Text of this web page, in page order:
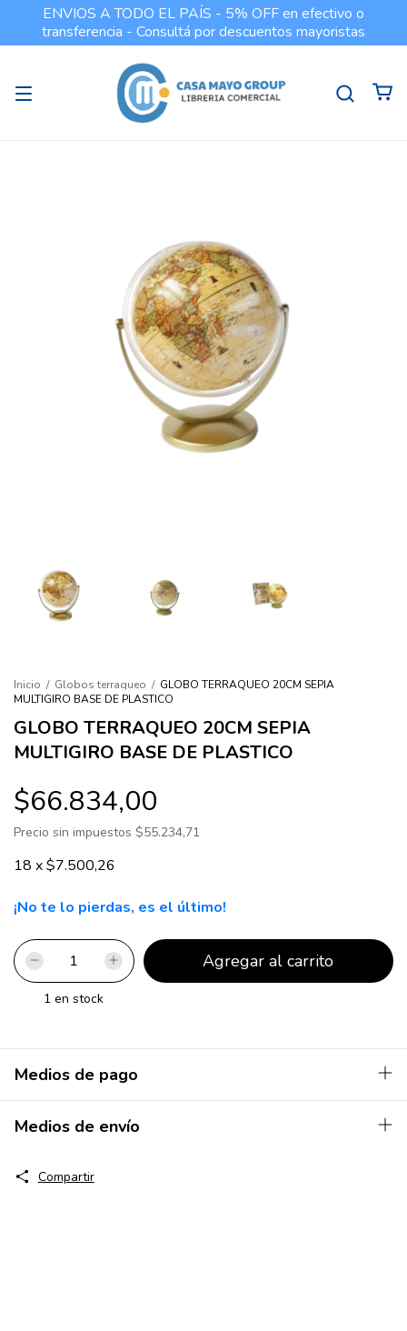
ENVIOS A TODO EL PAÍS - 5% OFF en efectivo o
transferencia - Consultá por descuentos mayoristas
Inicio / Globos terraqueo / GLOBO TERRAQUEO 20CM SEPIA
MULTIGIRO BASE DE PLASTICO
GLOBO TERRAQUEO 20CM SEPIA
MULTIGIRO BASE DE PLASTICO
$66.834,00
Precio sin impuestos $55.234,71
18 x$7.500,26
¡No te lo pierdas, es el último!
1 en stock
Medios de pago
Medios de envío
Compartir